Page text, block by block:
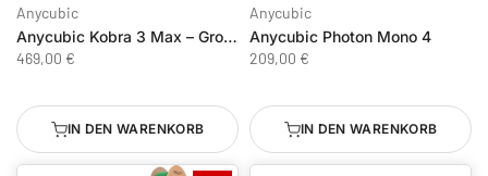
Anycubic
Anycubic Kobra 3 Max – Großformat 3D-Drucker
469,00 €
IN DEN WARENKORB
Anycubic
Anycubic Photon Mono 4
209,00 €
IN DEN WARENKORB